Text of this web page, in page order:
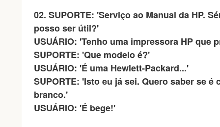
02. SUPORTE: 'Serviço ao Manual da HP.
posso ser útil?'
USUÁRIO: 'Tenho uma impressora HP que
SUPORTE: 'Que modelo é?'
USUÁRIO: 'É uma Hewlett-Packard...'
SUPORTE: 'Isto eu já sei. Quero saber se é
branco.'
USUÁRIO: 'É bege!'